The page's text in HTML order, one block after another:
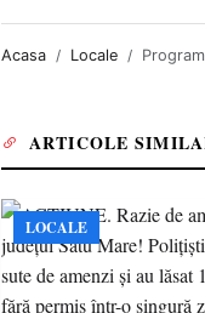
Acasa Locale
ARTICOLE
LOCALE